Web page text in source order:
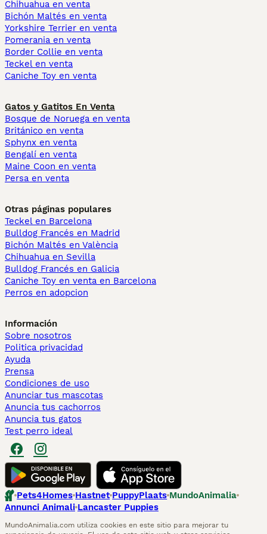
Chihuahua en venta
Bichón Maltés en venta
Yorkshire Terrier en venta
Pomerania en venta
Border Collie en venta
Teckel en venta
Caniche Toy en venta
Gatos y Gatitos En Venta
Bosque de Noruega en venta
Británico en venta
Sphynx en venta
Bengalí en venta
Maine Coon en venta
Persa en venta
Otras páginas populares
Teckel en Barcelona
Bulldog Francés en Madrid
Bichón Maltés en València
Chihuahua en Sevilla
Bulldog Francés en Galicia
Caniche Toy en venta en Barcelona
Perros en adopcion
Información
Sobre nosotros
Politica privacidad
Ayuda
Prensa
Condiciones de uso
Anunciar tus mascotas
Anuncia tus cachorros
Anuncia tus gatos
Test perro ideal
Pets4Homes Hastnet PuppyPlaats MundoAnimalia
Annunci Animali Lancaster Puppies
MundoAnimalia.com utiliza cookies en este sitio para mejorar tu